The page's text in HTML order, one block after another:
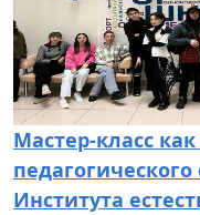
Мастер-класс
Института